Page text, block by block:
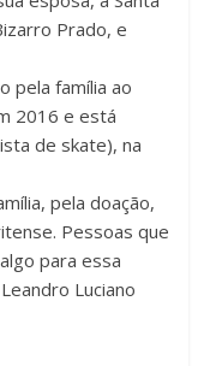
Prado, e
pela família ao
2016 e está
de skate), na
pela doação,
Pessoas que
para essa
Luciano